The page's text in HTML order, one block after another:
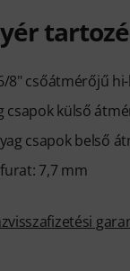
8" csőátmérőjű
csapok külső
csapok belső
7,7 mm